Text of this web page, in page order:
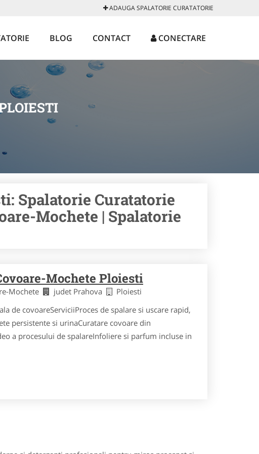
ADAUGA SPALATORIE CURATATORIE
BLOG CONTACT CONECTARE
Spalatorie Curatatorie
Mochete | Spalatorie
Mochete Ploiesti
Mochete judet Prahova
Ploiesti
de covoareServiciiProces de spalare si uscare rapid,
persistente si urinaCuratare covoare din
a procesului de spalareInfoliere si parfum incluse in